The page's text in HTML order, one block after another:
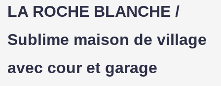
LA ROCHE BLANCHE /
Sublime maison de village
avec cour et garage